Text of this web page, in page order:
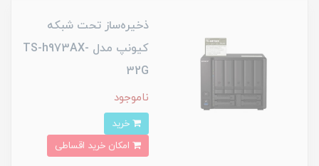
ذخیره‌ساز تحت شبکه
کیونپ مدل TS-h973AX-
32G
ناموجود